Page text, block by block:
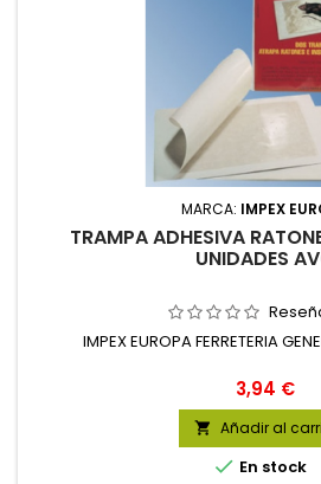
MARCA: IMPEX
TRAMPA ADHESIVA
UNIDADES
IMPEX EUROPA FERRETERIA
Precio
3,94 €
 Añadir al
 En stock